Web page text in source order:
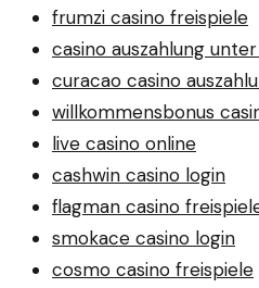
frumzi casino freispiele
casino auszahlung
curacao casino
willkommensbonus
live casino online
cashwin casino login
flagman casino
smokace casino login
cosmo casino freispiele